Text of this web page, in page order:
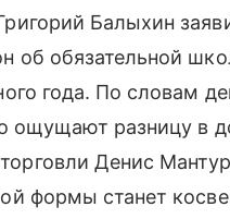
Балыхин
об обязательной
года. По словам
ощущают разницу в
Денис
формы станет